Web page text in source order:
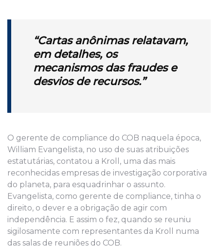
“Cartasanônimasrelatavam,
em detalhes, os
mecanismos das fraudese
desvios de recursos.”
O gerente de compliance do COB naquela época,
William Evangelista, no uso de suas atribuições
estatutárias, contatou a Kroll, uma das mais
reconhecidas empresas de investigação corporativa
do planeta, para esquadrinhar o assunto.
Evangelista, como gerente de compliance, tinha o
direito, o dever e a obrigação de agir com
ind ependência. E assim o fez, quando se reuniu
sigilosamente com representantes da Kroll
numa
das salas de reuniões do COB.